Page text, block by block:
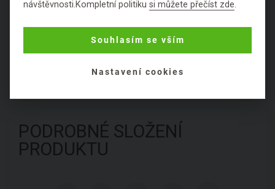
používají historicky.
Hodnocení
PODROBNÉ SLOŽENÍ
PRODUKTU
návštěvnosti.Kompletní politikusi můžete přečíst zde.
Souhlasím se vším
Nastavení cookies